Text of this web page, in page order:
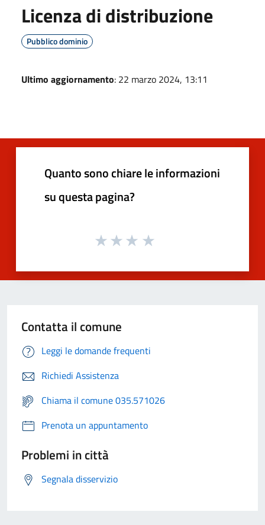
Licenza di distribuzione
Pubblico dominio
Ultimo aggiornamento: 22 marzo 2024, 13:11
Quanto sono chiare le informazioni
su questa pagina?
Contatta il comune
Leggi le domande frequenti
Richiedi Assistenza
Chiama il comune 035.571026
Prenota un appuntamento
Problemi in città
Segnala disservizio